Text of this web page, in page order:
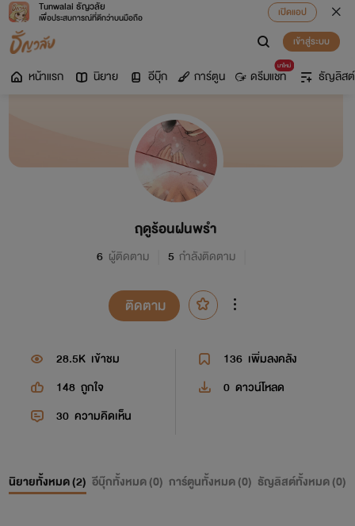
Tunwalai ธัญวลัย
เพื่อประสบการณ์ที่ดีกว่าบนมือถือ
เปิดแอป
เข้าสู่ระบบ
หน้าแรก นิยาย อีบุ๊ก การ์ตูน
มาใหม่
ดรีมแชท ธัญลิสต์
ฤดูร้อนฝนพรำ
6 ผู้ติดตาม 5 กำลังติดตาม
ติดตาม
28.5K เข้าชม 136 เพิ่มลงคลัง
148 ถูกใจ 0 ดาวน์โหลด
30 ความคิดเห็น
นิยายทั้งหมด (2) อีบุ๊กทั้งหมด (0) การ์ตูนทั้งหมด (0) ธัญลิสต์ทั้งหมด (0)